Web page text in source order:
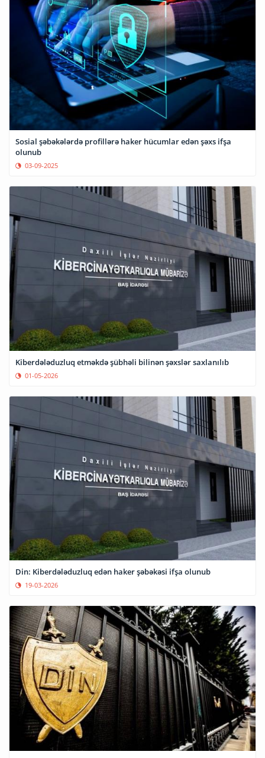
Sosial şəbəkələrdə profillərə haker hücumlar edən şəxs ifşa
olunub
03-09-2025
Kiberdələduzluq etməkdə şübhəli bilinən şəxslər saxlanılıb
01-05-2026
Din: Kiberdələduzluq edən haker şəbəkəsi ifşa olunub
19-03-2026